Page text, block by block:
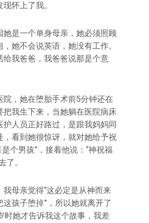
怀上了我。
她是一个单身母亲，她必须照顾
她不会说英语，她没有工作。
给我爸爸，我爸爸说那是个意
院，她在堕胎手术前5分钟还在
把我生下来，当她躺在医院病床
护人员正好路过，是跟我妈妈同
，看到她很惊讶，就对她给予祝
个男孩”，接着他说：“神祝福
了。
我母亲觉得“这必定是从神而来
这孩子堕掉”，所以她就离开了
时她才告诉我这个故事，我差